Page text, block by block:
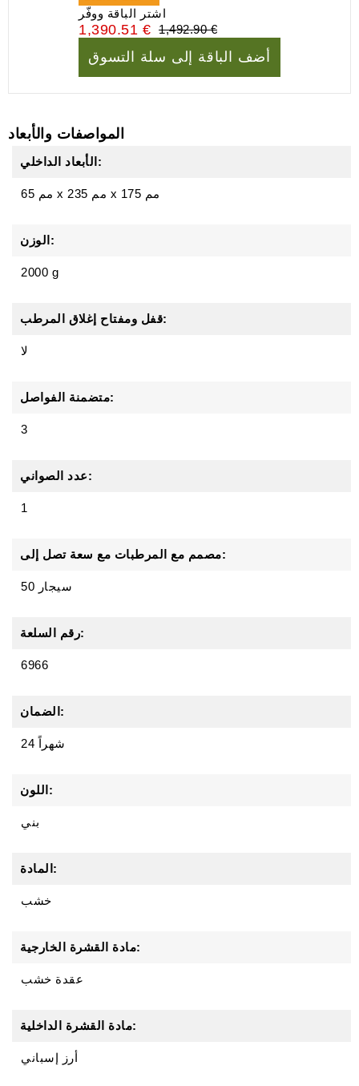
اشتر الباقة ووفّر
1,390.51 € 1,492.90 €
أضف الباقة إلى سلة التسوق
المواصفات والأبعاد
الأبعاد الداخلي:
65 مم x 235 مم x 175 مم
الوزن:
2000 g
قفل ومفتاح إغلاق المرطب:
لا
متضمنة الفواصل:
3
عدد الصواني:
1
مصمم مع المرطبات مع سعة تصل إلى:
50 سيجار
رقم السلعة:
6966
الضمان:
24 شهراً
اللون:
بني
المادة:
خشب
مادة القشرة الخارجية:
عقدة خشب
مادة القشرة الداخلية:
أرز إسباني